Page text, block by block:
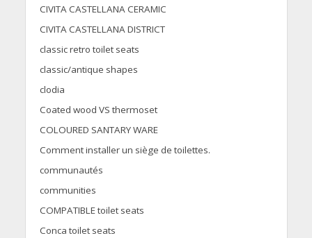
CIVITA CASTELLANA CERAMIC
CIVITA CASTELLANA DISTRICT
classic retro toilet seats
classic/antique shapes
clodia
Coated wood VS thermoset
COLOURED SANTARY WARE
Comment installer un siège de toilettes.
communautés
communities
COMPATIBLE toilet seats
Conca toilet seats